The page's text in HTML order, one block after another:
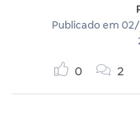
Publicado em
0 2